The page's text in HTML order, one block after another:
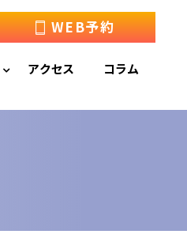
WEB予約
アクセス コラム